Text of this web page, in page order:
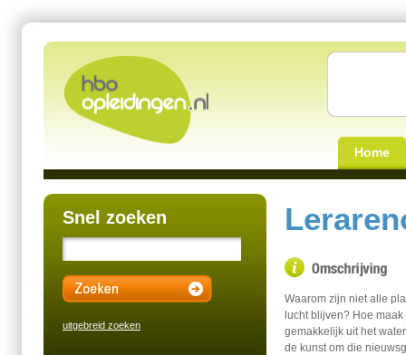
Home
Snel zoeken
uitgebreid zoeken
Waarom zijn niet alle
lucht blijven? Hoe
gemakkelijk uit het
de kunst om die